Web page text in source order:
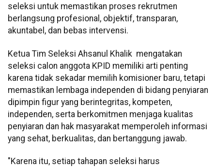
seleksi untuk memastikan proses rekrutmen
berlangsung profesional, objektif, transparan,
akuntabel, dan bebas intervensi.
Ketua Tim Seleksi Ahsanul Khalik mengatakan
seleksi calon anggota KPID memiliki arti penting
karena tidak sekadar memilih komisioner baru, tetapi
memastikan lembaga independen di bidang penyiaran
dipimpin figur yang berintegritas, kompeten,
independen, serta berkomitmen menjaga kualitas
penyiaran dan hak masyarakat memperoleh informasi
yang sehat, berkualitas, dan bertanggung jawab.
"Karena itu, setiap tahapan seleksi harus